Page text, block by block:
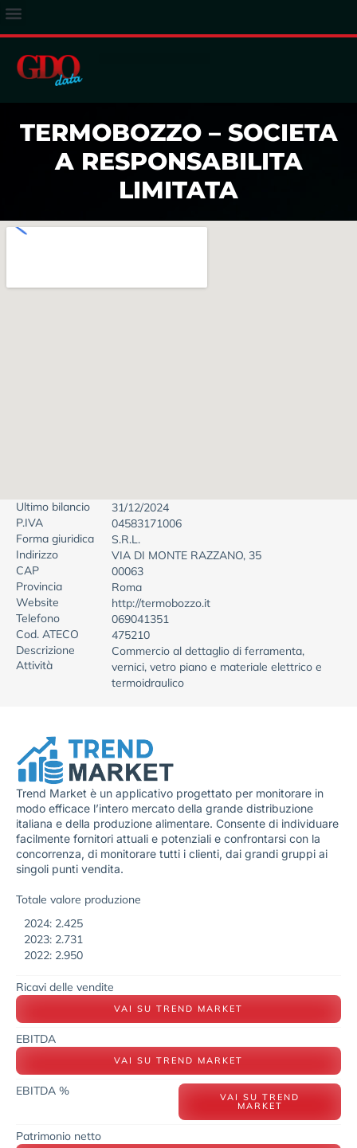
TERMOBOZZO – SOCIETA
A RESPONSABILITA
LIMITATA
Ultimo bilancio
31/12/2024
P.IVA
04583171006
Forma giuridica
S.R.L.
Indirizzo
VIA DI MONTE RAZZANO, 35
CAP
00063
Provincia
Roma
Website
http://termobozzo.it
Telefono
069041351
Cod. ATECO
475210
Descrizione
Attività
Commercio al dettaglio di ferramenta,
vernici, vetro piano e materiale elettrico e
termoidraulico
Trend Market è un applicativo progettato per monitorare in
modo efficace l’intero mercato della grande distribuzione
italiana e della produzione alimentare. Consente di individuare
facilmente fornitori attuali e potenziali e confrontarsi con la
concorrenza, di monitorare tutti i clienti, dai grandi gruppi ai
singoli punti vendita.
Totale valore produzione
2024: 2.425
2023: 2.731
2022: 2.950
Ricavi delle vendite
VAI SU TREND MARKET
EBITDA
VAI SU TREND MARKET
EBITDA % VAI SU TREND
MARKET
Patrimonio netto